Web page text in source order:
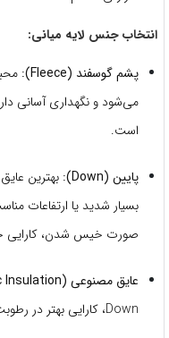
انتخاب جنس لایه میانی:
پشم گوسفند (Fleece):
می‌شود و نگهداری آسانی
است.
پایین (Down): بهترین
بسیار شدید یا ارتفاعات
صورت خیس شدن، کارایی
عایق مصنوعی (Synthetic Insulation):
Down، کارایی بهتر در رطوبت، اما کمی سنگین‌تر.